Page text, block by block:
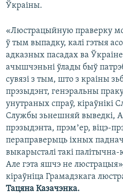
Ўкраіны.
«Люстрацыйную праверку
ў тым выпадку, калі гэтыя
адказных пасадах ва
ачышчэньні ўлады быў
сувязі з тым, што з краіны
прэзыдэнт, генэральны
унутраных спраў, кіраўнікі
Службы зьнешняй выведкі,
прэзыдэнта, прэмʼер, віцэ-
пераправерыць іхных
выкарысталі такі
Але гэта яшчэ не
кіраўніца Грамадзкага
Тацяна Казачэнка.